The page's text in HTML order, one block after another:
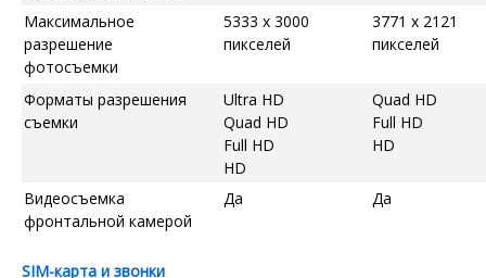
Максимальное
разрешение
фотосъемки
5333 x 3000
пикселей
3771 x 2121
пикселей
Форматы разрешения
съемки
Ultra HD
Quad HD
Full HD
HD
Quad HD
Full HD
HD
Видеосъемка
фронтальной камерой
Да Да
SIM-карта и звонки